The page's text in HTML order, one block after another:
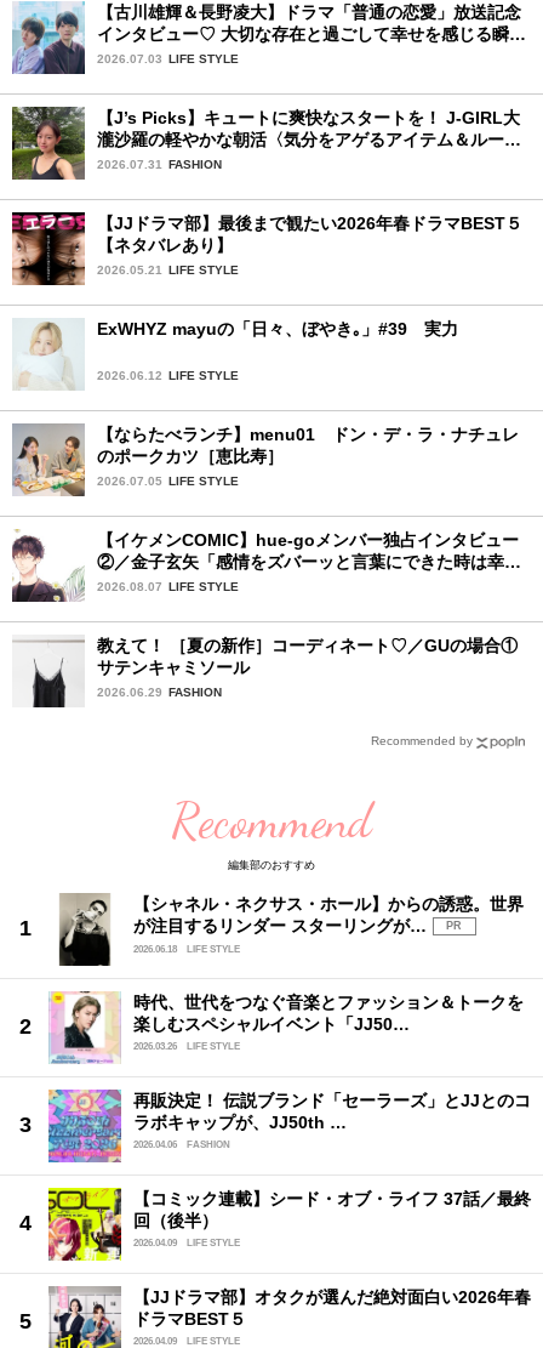
【古川雄輝＆長野凌大】ドラマ「普通の恋愛」放送記念
インタビュー♡ 大切な存在と過ごして幸せを感じる瞬間
は？
2026.07.03 LIFE STYLE
【J’s Picks】キュートに爽快なスタートを！ J-GIRL大
瀧沙羅の軽やかな朝活〈気分をアゲるアイテム＆ルーテ
ィーン〉
2026.07.31 FASHION
【JJドラマ部】最後まで観たい2026年春ドラマBEST５
【ネタバレあり】
2026.05.21 LIFE STYLE
ExWHYZ mayuの「日々、ぼやき｡」#39 実力
2026.06.12 LIFE STYLE
【ならたべランチ】menu01 ドン・デ・ラ・ナチュレ
のポークカツ［恵比寿］
2026.07.05 LIFE STYLE
【イケメンCOMIC】hue-goメンバー独占インタビュー
②／金子玄矢「感情をズバーッと言葉にできた時は幸
せ〜」
2026.08.07 LIFE STYLE
教えて！ ［夏の新作］コーディネート♡／GUの場合①
サテンキャミソール
2026.06.29 FASHION
Recommended by
Recommend
編集部のおすすめ
【シャネル・ネクサス・ホール】からの誘惑。世界
が注目するリンダー スターリングが…
PR
2026.06.18
LIFE STYLE
時代、世代をつなぐ音楽とファッション＆トークを
楽しむスペシャルイベント「JJ50…
2026.03.26 LIFE STYLE
再販決定！ 伝説ブランド「セーラーズ」とJJとのコ
ラボキャップが、JJ50th …
2026.04.06 FASHION
【コミック連載】シード・オブ・ライフ 37話／最終
回（後半）
2026.04.09 LIFE STYLE
【JJドラマ部】オタクが選んだ絶対面白い2026年春
ドラマBEST５
2026.04.09 LIFE STYLE